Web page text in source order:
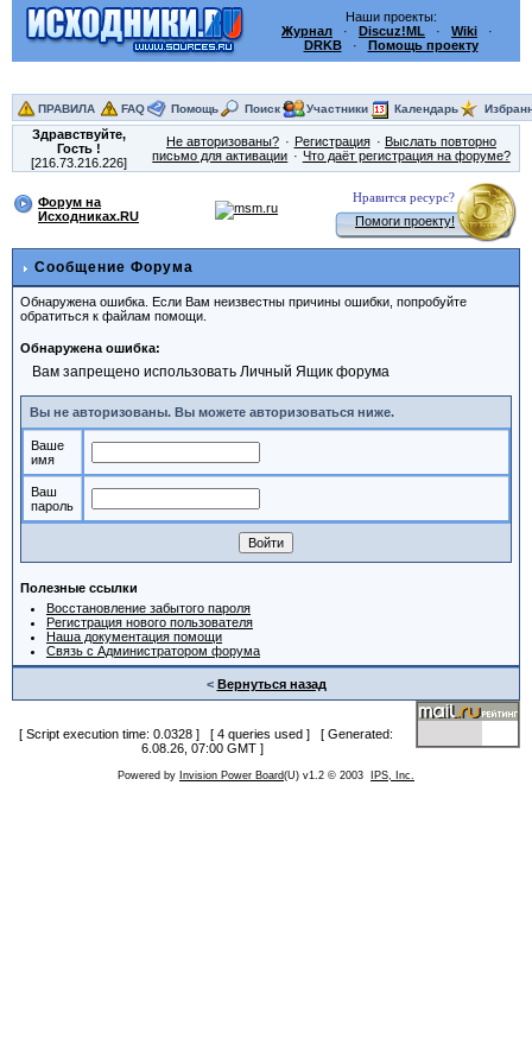
Наши проекты:
Журнал · Discuz!ML · Wiki ·
DRKB· Помощь проекту
ПРАВИЛА FAQ Помощь Поиск Участники Календарь
Здравствуйте,
Гость!
[216.73.216.226]
Не авторизованы? Регистрация
Выслать повторно
письмо для активации
Что даёт регистрация на форуме?
Форум на
Исходниках.RU
Нравится ресурс?
Помоги проекту!
Сообщение Форума
Обнаружена ошибка. Если Вам неизвестны причины ошибки, попробуйте
обратиться к файлам помощи.
Обнаружена ошибка:
Вам запрещено использовать Личный Ящик форума
Вы не авторизованы. Вы можете авторизоваться ниже.
Ваше
имя
Ваш
пароль
Полезные ссылки
Восстановление забытого пароля
Регистрация нового пользователя
Наша документация помощи
Связь с Администратором форума
< Вернуться назад
[ Script execution time: 0.0328 ] [ 4 queries used ] [ Generated:
6.08.26, 07:00 GMT ]
Powered by Invision Power Board(U) v1.2 © 2003 IPS, Inc.